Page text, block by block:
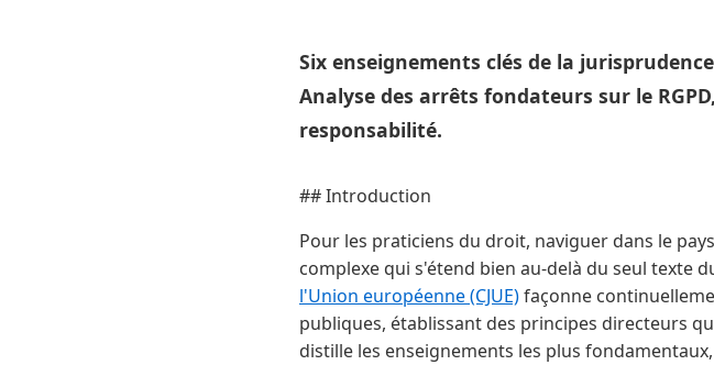
Six enseignements clés de la
Analyse des arrêts fondateurs sur le
responsabilité.
## Introduction
Pour les praticiens du droit, naviguer dans le
complexe qui s'étend bien au-delà du seul texte
l'Union européenne (CJUE)façonne
publiques, établissant des principes directeurs
distille les enseignements les plus